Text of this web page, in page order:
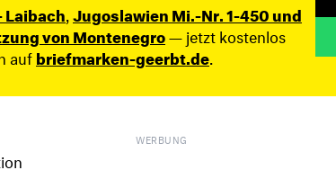
Laibach Jugoslawien Mi.-Nr. 1-450 und
von Montenegro— jetzt kostenlos
aufbriefmarken-geerbt.de
WERBUNG